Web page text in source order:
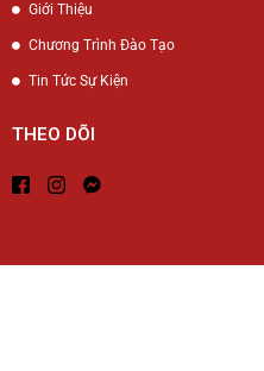
Giới Thiệu
Chương Trình Đào Tạo
Tin Tức Sự Kiện
THEO DÕI